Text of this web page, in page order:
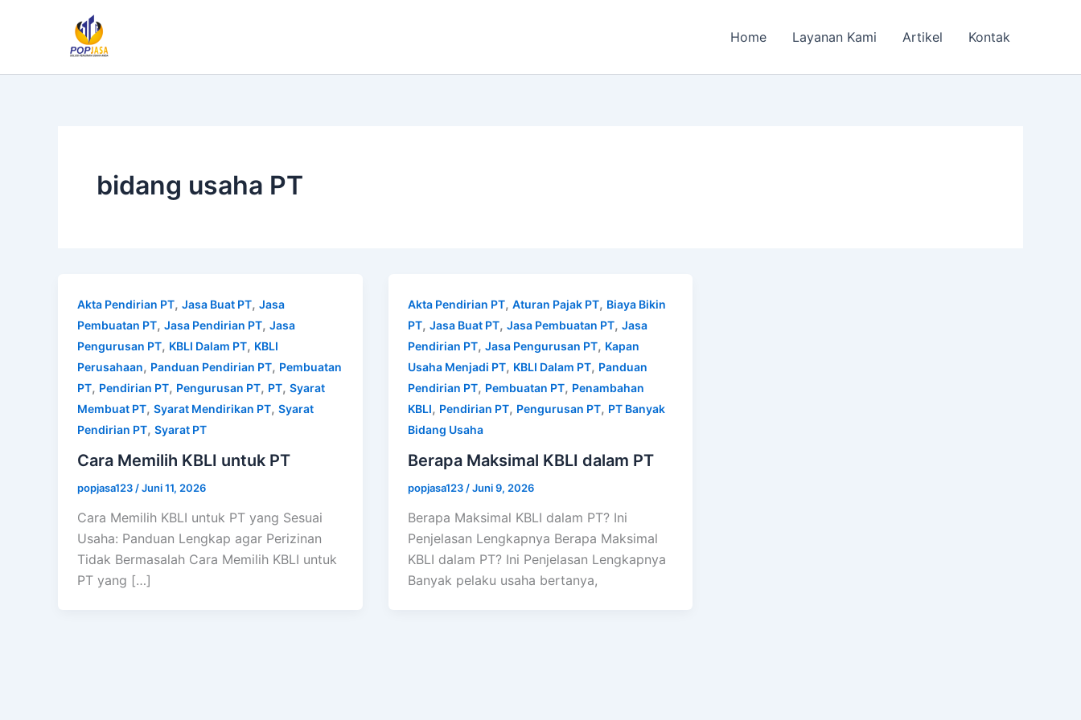
Home Layanan Kami Artikel Kontak
bidang usaha PT
Akta Pendirian PT, Jasa Buat PT, Jasa
Pembuatan PT, Jasa Pendirian PT, Jasa
Pengurusan PT, KBLI Dalam PT, KBLI
Perusahaan, Panduan Pendirian PT, Pembuatan
PT, Pendirian PT, Pengurusan PT, PT, Syarat
Membuat PT, Syarat Mendirikan PT, Syarat
Pendirian PT, Syarat PT
Cara Memilih KBLI untuk PT
popjasa123 /Juni 11, 2026
Cara Memilih KBLI untuk PT yang Sesuai
Usaha: Panduan Lengkap agar Perizinan
Tidak Bermasalah Cara Memilih KBLI untuk
PT yang […]
Akta Pendirian PT, Aturan Pajak PT, Biaya Bikin
PT, Jasa Buat PT, Jasa Pembuatan PT, Jasa
Pendirian PT, Jasa Pengurusan PT, Kapan
Usaha Menjadi PT, KBLI Dalam PT, Panduan
Pendirian PT, Pembuatan PT, Penambahan
KBLI, Pendirian PT, Pengurusan PT, PT Banyak
Bidang Usaha
Berapa Maksimal KBLI dalam PT
popjasa123 /Juni 9, 2026
Berapa Maksimal KBLI dalam PT? Ini
Penjelasan Lengkapnya Berapa Maksimal
KBLI dalam PT? Ini Penjelasan Lengkapnya
Banyak pelaku usaha bertanya,